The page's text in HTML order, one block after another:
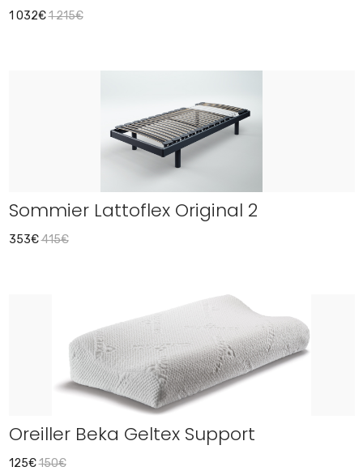
1 032€1 215€
Sommier Lattoflex Original 2
353€415€
Oreiller Beka Geltex Support
125€150€